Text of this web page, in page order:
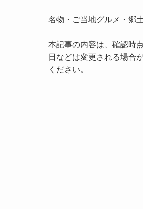
名物・ご当地グルメ・郷
本記事の内容は、確認時
日などは変更される場合
ください。